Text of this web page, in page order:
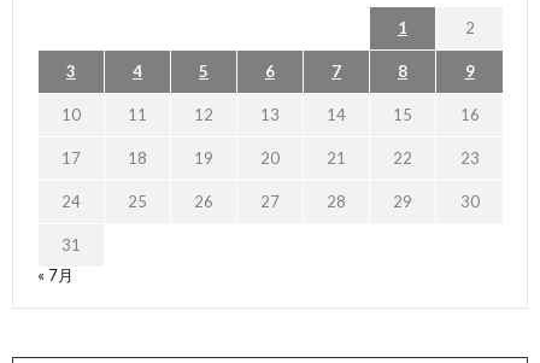
1 2
3 4 5 6 7 8 9
10 11 12 13 14 15 16
17 18 19 20 21 22 23
24 25 26 27 28 29 30
31
« 7月